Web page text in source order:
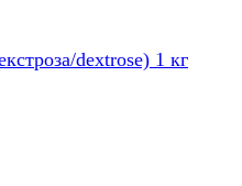
dextrose) 1 кг